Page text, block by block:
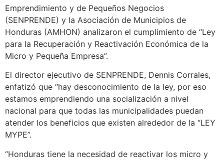
Emprendimiento y de Pequeños Negocios
(SENPRENDE) y la Asociación de Municipios de
Honduras (AMHON) analizaron el cumplimiento de “Ley
para la Recuperación y Reactivación Económica de la
Micro y Pequeña Empresa”.
El director ejecutivo de SENPRENDE, Dennis Corrales,
enfatizó que “hay desconocimiento de la ley, por eso
estamos emprendiendo una socialización a nivel
nacional para que todas las municipalidades puedan
atender los beneficios que existen alrededor de la “LEY
MYPE”.
“Honduras tiene la necesidad de reactivar los micro y